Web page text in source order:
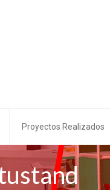
Proyectos Realizados